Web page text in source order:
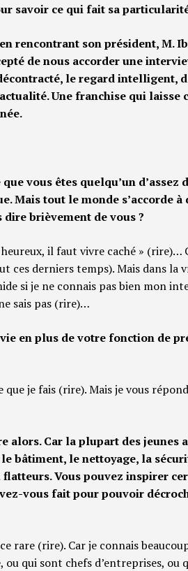
savoir ce qui fait sa
rencontrant son président, M.
de nous accorder une
le regard intelligent,
Une franchise qui
vous êtes quelqu’un d’assez
Mais tout le monde s’accorde à
brièvement de vous ?
il faut vivre caché » (rire)…
ces derniers temps). Mais dans la
si je ne connais pas bien mon
sais pas (rire)…
en plus de votre fonction de
que je fais (rire). Mais je vous
alors. Car la plupart des jeunes
bâtiment, le nettoyage, la
Vous pouvez inspirer
vous fait pour pouvoir
rare (rire). Car je connais
qui sont chefs d’entreprises, ou